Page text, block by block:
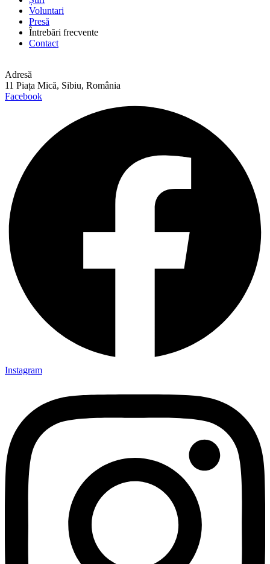
Voluntari
Presă
Întrebări frecvente
Contact
Adresă
11 Piața Mică, Sibiu, România
Facebook
Instagram